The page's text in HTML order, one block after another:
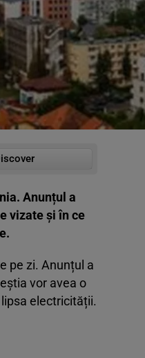
Anunțul a
vizate și în ce
pe zi. Anunțul a
vor avea o
electricității.